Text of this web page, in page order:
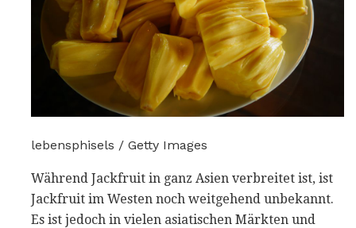
lebensphisels / Getty Images
Während Jackfruit in ganz Asien verbreitet ist, ist
Jackfruit im Westen noch weitgehend unbekannt.
Es ist jedoch in vielen asiatischen Märkten und